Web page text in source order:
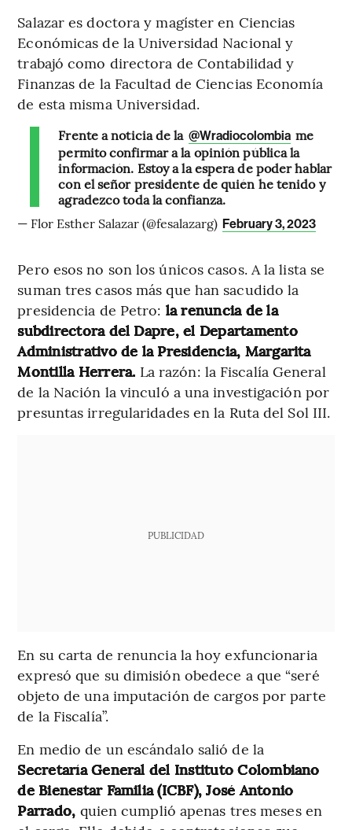
Salazar es doctora y magíster en Ciencias
Económicas de la Universidad Nacional y
trabajó como directora de Contabilidad y
Finanzas de la Facultad de Ciencias Economía
de esta misma Universidad.
Frente a noticia de la @Wradiocolombia me
permito confirmar a la opinión pública la
información. Estoy a la espera de poder hablar
con el señor presidente de quién he tenido y
agradezco toda la confianza.
— Flor Esther Salazar (@fesalazarg) February 3, 2023
Pero esos no son los únicos casos. A la lista se
suman tres casos más que han sacudido la
presidencia de Petro: la renuncia de la
subdirectora del Dapre, el Departamento
Administrativo de la Presidencia, Margarita
Montilla Herrera. La razón: la Fiscalía General
de la Nación la vinculó a una investigación por
presuntas irregularidades en la Ruta del Sol III.
PUBLICIDAD
En su carta de renuncia la hoy exfuncionaria
expresó que su dimisión obedece a que “seré
objeto de una imputación de cargos por parte
de la Fiscalía”.
En medio de un escándalo salió de la
Secretaría General del Instituto Colombiano
de Bienestar Familia (ICBF), José Antonio
Parrado, quien cumplió apenas tres meses en